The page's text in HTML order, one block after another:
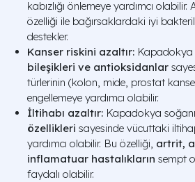
kabızlığı önlemeye yardımcı olabilir.
özelliği ile bağırsaklardaki iyi
destekler.
Kanser riskini azaltır: Kapadokya
bileşikleri ve antioksidanlar
türlerinin (kolon, mide, prostat
engellemeye yardımcı olabilir.
İltihabı azaltır: Kapadokya
özellikleri sayesinde vücuttaki
yardımcı olabilir. Bu özelliği, artrit,
inflamatuar hastalıkların sempt
faydalı olabilir.